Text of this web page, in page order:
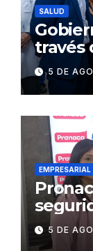
SALUD
través
en 86
salud
5 DE
EMPRESARIAL
BASC
5 DE